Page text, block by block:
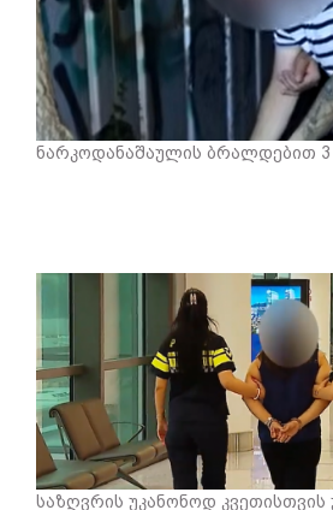
ნარკოდანაშაულის ბრალდებით 3
საზღვრის უკანონოდ კვეთისთვის